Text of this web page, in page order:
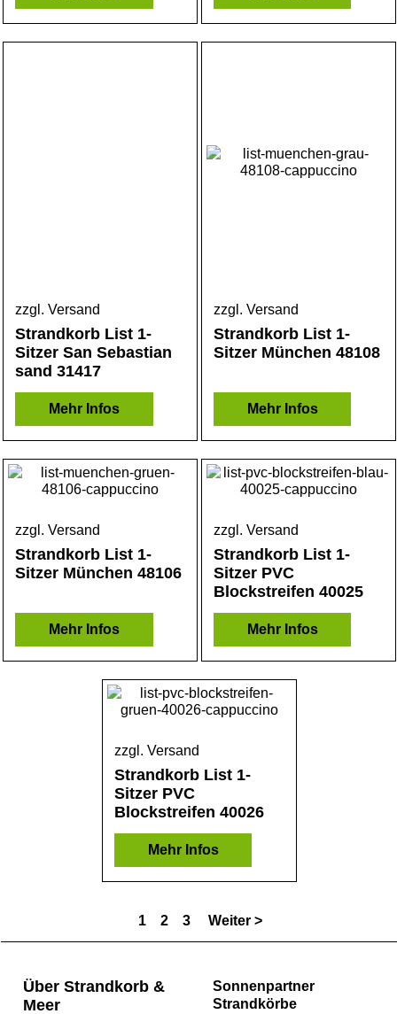
zzgl. Versand
Strandkorb List 1-
Sitzer San Sebastian
sand 31417
Mehr Infos
zzgl. Versand
Strandkorb List 1-
Sitzer München 48108
Mehr Infos
zzgl. Versand
Strandkorb List 1-
Sitzer München 48106
Mehr Infos
zzgl. Versand
Strandkorb List 1-
Sitzer PVC
Blockstreifen 40025
Mehr Infos
zzgl. Versand
Strandkorb List 1-
Sitzer PVC
Blockstreifen 40026
Mehr Infos
1 2 3 Weiter >
Sonnenpartner
Strandkörbe
Über Strandkorb &
Meer